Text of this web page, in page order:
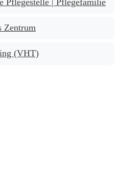
Zentrum
(VHT)